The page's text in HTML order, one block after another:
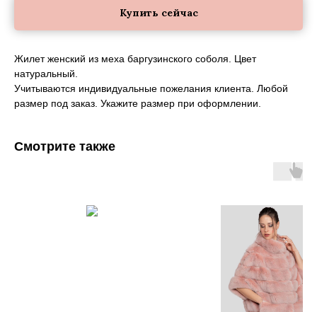
Купить сейчас
Жилет женский из меха баргузинского соболя. Цвет
натуральный.
Учитываются индивидуальные пожелания клиента. Любой
размер под заказ. Укажите размер при оформлении.
Смотрите также